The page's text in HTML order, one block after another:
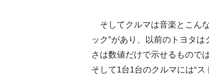
そしてクルマは音楽とこん
ック”があり、以前のトヨタ
さは数値だけで示せるもので
そして1台1台のクルマには“